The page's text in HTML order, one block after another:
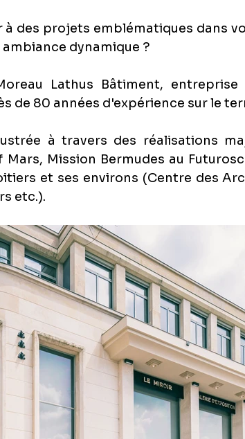
à des projets emblématiques dans
dynamique ?
Lathus Bâtiment,
de 80 années d'expérience sur le
à travers des réalisations
Mission Bermudes au
et ses environs (Centre des
etc.).